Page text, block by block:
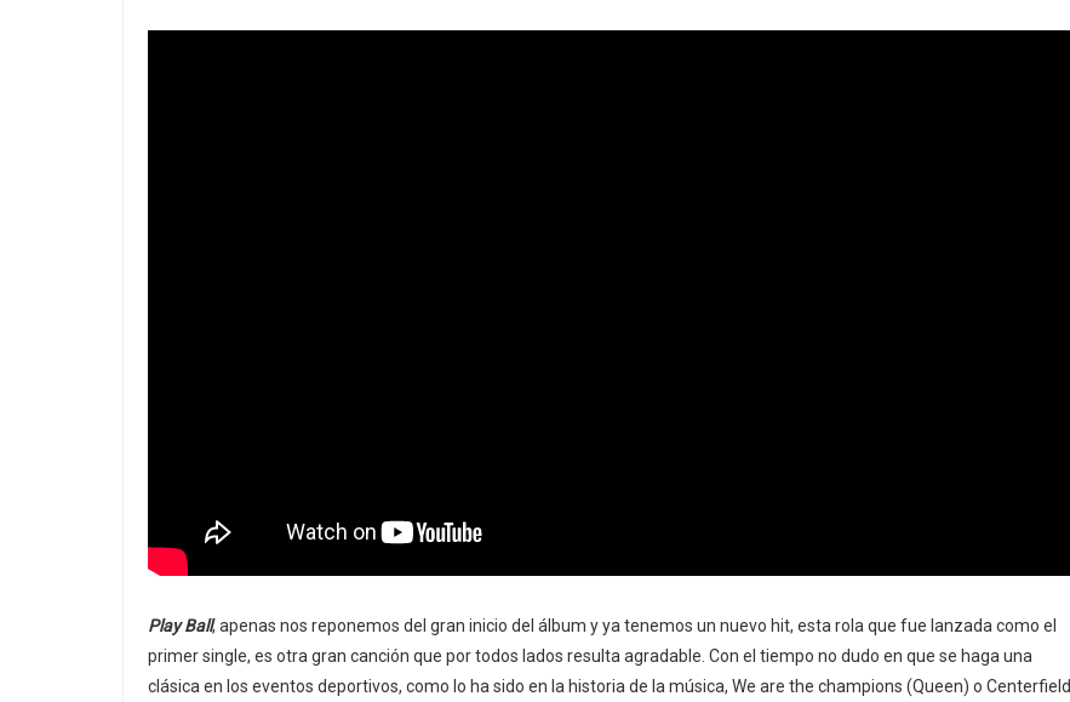
Play Ball, apenas nos reponemos del gran inicio del álbum y ya tenemos un nuevo hit, esta rola que fue lanzada como el
primer single, es otra gran canción que por todos lados resulta agradable. Con el tiempo no dudo en que se haga una
clásica en los eventos deportivos, como lo ha sido en la historia de la música, We are the champions (Queen) o Centerfield